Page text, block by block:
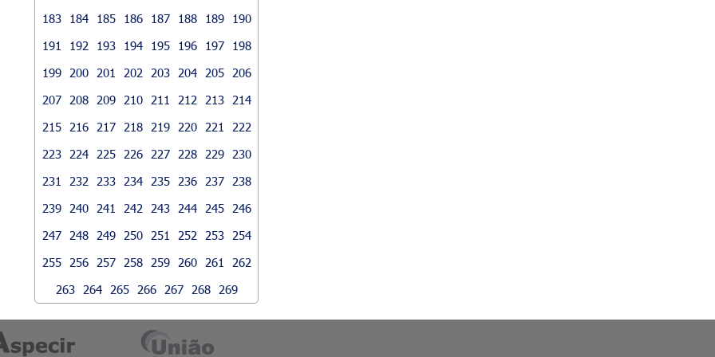
183
184 185 186 187 188 189
190
191
192 193 194 195 196 197
198
199
200 201 202 203 204 205
206
207
208 209 210 211 212 213
214
215
216 217 218 219 220 221
222
223
224 225 226 227 228 229
230
231
232 233 234 235 236 237
238
239
240 241 242 243 244 245
246
247
248 249 250 251 252 253
254
255
256 257 258 259 260 261
262
263
264 265 266 267 268 269